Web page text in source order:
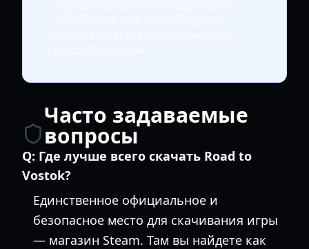
Часто задаваемые
вопросы
Q: Где лучше всего скачать Road to
Vostok?
Единственное официальное и
безопасное место для скачивания игры
— магазин Steam. Там вы найдете как